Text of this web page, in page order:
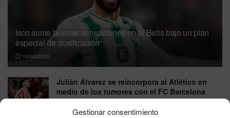
Gestionar consentimiento
Isco suma buenas sensaciones en el Betis bajo un plan
especial de dosificación
10/08/2026
Julián Álvarez se reincorpora al Atlético en
medio de los rumores con el FC Barcelona